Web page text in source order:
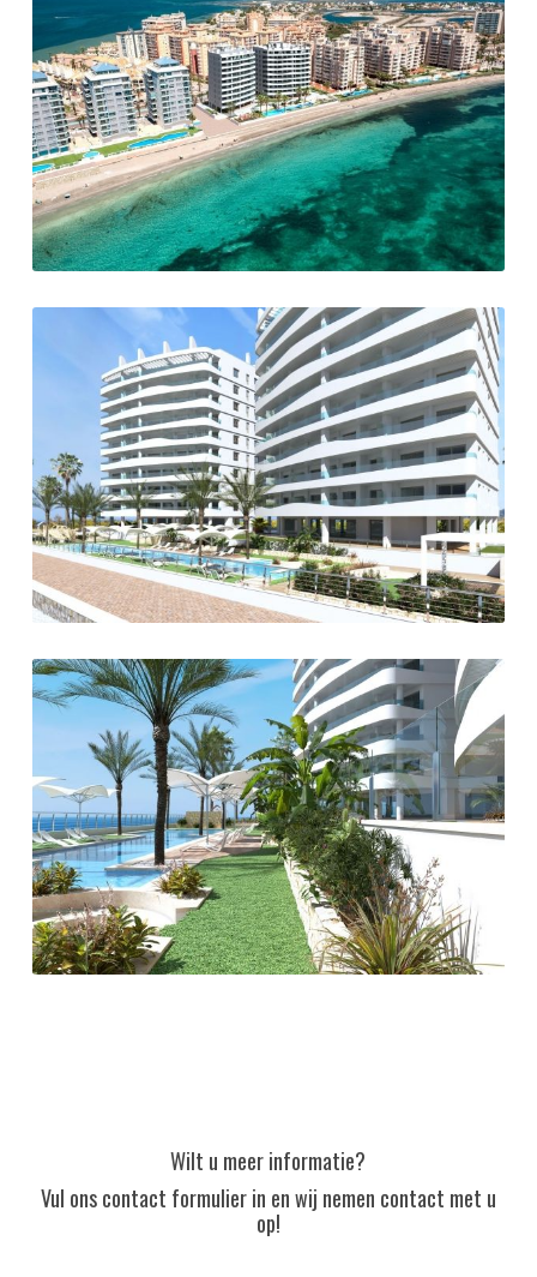
Wilt u meer informatie?
Vul ons contact formulier in en wij nemen contact met u
op!